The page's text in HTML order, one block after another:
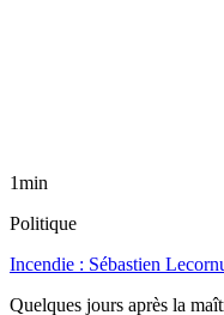
1min
Politique
Incendie : Sébastien
Quelques jours après la